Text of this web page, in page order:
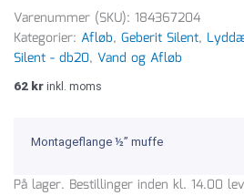
Varenummer (SKU): 184367204
Kategorier: Afløb, Geberit Silent,
Silent - db20, Vand og Afløb
62 kr inkl. moms
Montageflange ½” muffe
På lager. Bestillinger inden kl. 14.00
Montageflange